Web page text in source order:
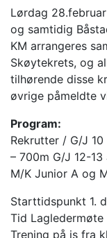
Lørdag
og samtidig
KM arrangeres
Skøytekrets, og
tilhørende disse
øvrige påmeldte
Program:
Rekrutter / G/J 10
– 700m G/J 12-13
M/K Junior A og
Starttidspunkt 1.
Tid Lagledermøte
Trening på is fra